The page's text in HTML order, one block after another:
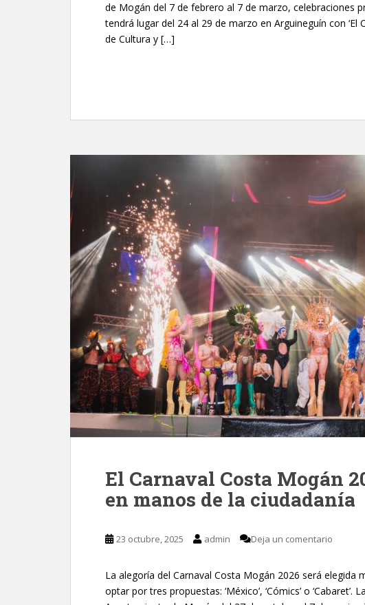
de Mogán del 7 de febrero al 7 de marzo, celebraciones
tendrá lugar del 24 al 29 de marzo en Arguineguín con ‘El
de Cultura y […]
El Carnaval Costa Mogán
en manos de la ciudadanía
23 octubre, 2025 admin Deja un comentario
La alegoría del Carnaval Costa Mogán 2026 será elegida
optar por tres propuestas: ‘México’, ‘Cómics’ o